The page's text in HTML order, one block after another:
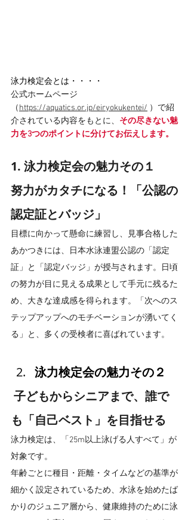
泳力検定会とは・・・・
公式ホームページ
（https://aquatics.or.jp/eiryokukentei/ ）で紹
介されている内容をもとに、 その尽きない魅
力を3つのポイントに分けてお伝えします。
1. 泳力検定会の魅力その１
努力がカタチになる！「公認の
認定証とバッジ」
目標に向かって懸命に練習し、見事合格した
あかつきには、日本水泳連盟公認の「認定
証」と「認定バッジ」が授与されます。日頃
の努力が目に見える成果として手元に残るた
め、大きな達成感を得られます。「次へのス
テップアップへのモチベーションが湧いてく
る」と、多くの受検者に喜ばれています。
泳力検定会の魅力その２
も「自己ベスト」を目指せる
泳力検定は、「25m以上泳げる人すべて」が
対象です。
年齢ごとに種目・距離・タイムなどの基準が
細かく設定されているため、水泳を始めたば
かりのジュニア層から、健康維持のために泳